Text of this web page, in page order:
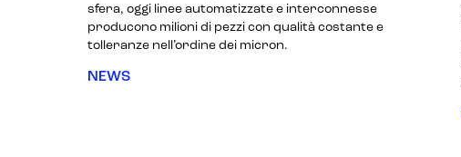
sfera, oggi linee automatizzate e interconnesse
producono milioni di pezzi con qualità costante e
tolleranze nell’ordine dei micron.
NEWS